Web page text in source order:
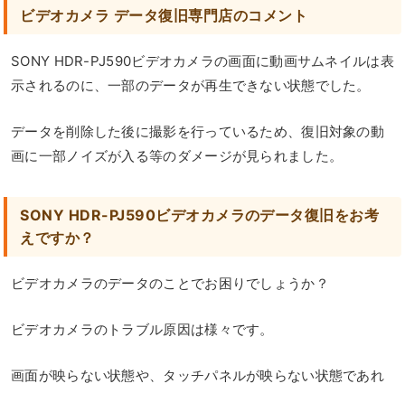
ビデオカメラ データ復旧専門店のコメント
SONY HDR-PJ590ビデオカメラの画面に動画サムネイルは表
示されるのに、一部のデータが再生できない状態でした。
データを削除した後に撮影を行っているため、復旧対象の動
画に一部ノイズが入る等のダメージが見られました。
SONY HDR-PJ590ビデオカメラのデータ復旧をお考
えですか？
ビデオカメラのデータのことでお困りでしょうか？
ビデオカメラのトラブル原因は様々です。
画面が映らない状態や、タッチパネルが映らない状態であれ